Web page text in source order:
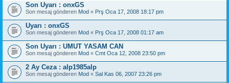
Son Uyarı : onxGS
Son mesaj gönderen Mod « Prş Oca 17, 2008 18:17 pm
Uyarı : onxGS
Son mesaj gönderen Mod « Prş Oca 17, 2008 01:17 am
Son Uyarı : UMUT YASAM CAN
Son mesaj gönderen Mod « Cmt Oca 12, 2008 23:50 pm
2 Ay Ceza : alp1985alp
Son mesaj gönderen Mod « Sal Kas 06, 2007 23:26 pm